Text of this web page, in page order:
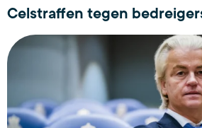
Celstraffen tegen